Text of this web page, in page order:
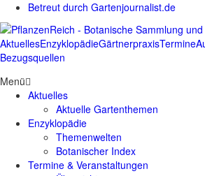
Betreut durch Gartenjournalist.de
AktuellesEnzyklopädieGärtnerpraxisTermine
Bezugsquellen
Menü
Aktuelles
Aktuelle Gartenthemen
Enzyklopädie
Themenwelten
Botanischer Index
Termine & Veranstaltungen